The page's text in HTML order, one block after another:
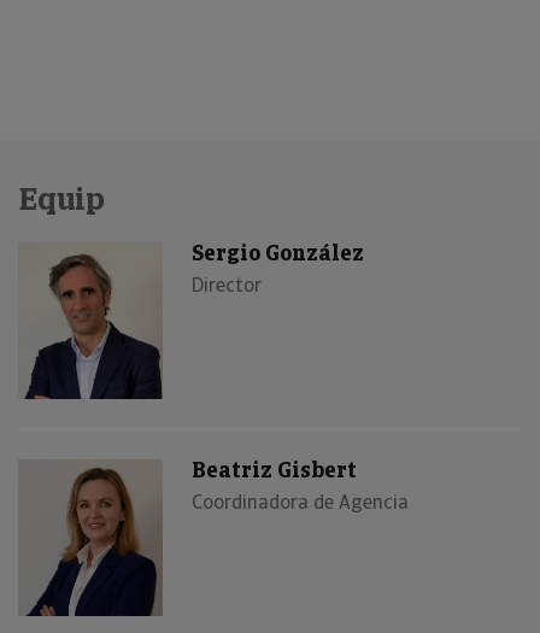
Equip
Sergio González
Director
Beatriz Gisbert
Coordinadora de Agencia